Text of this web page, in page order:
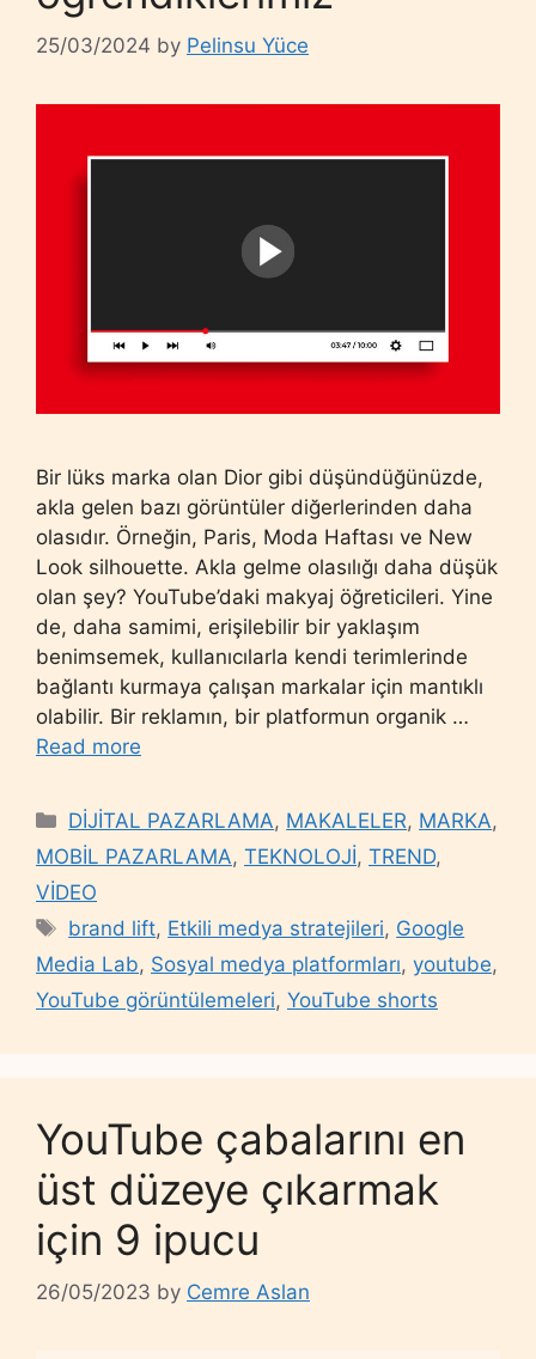
25/03/2024 by Pelinsu Yüce
Bir lüks marka olan Dior gibi düşündüğünüzde,
akla gelen bazı görüntüler diğerlerinden daha
olasıdır. Örneğin, Paris, Moda Haftası ve New
Look silhouette. Akla gelme olasılığı daha düşük
olan şey? YouTube’daki makyaj öğreticileri. Yine
de, daha samimi, erişilebilir bir yaklaşım
benimsemek, kullanıcılarla kendi terimlerinde
bağlantı kurmaya çalışan markalar için mantıklı
olabilir. Bir reklamın, bir platformun organik …
Read more
Categories
DİJİTAL PAZARLAMA, MAKALELER, MARKA,
MOBİL PAZARLAMA, TEKNOLOJİ, TREND,
VİDEO
Tags
brand lift, Etkili medya stratejileri, Google
Media Lab, Sosyal medya platformları, youtube,
YouTube görüntülemeleri, YouTube shorts
YouTube çabalarını en
üst düzeye çıkarmak
için 9 ipucu
26/05/2023 by Cemre Aslan